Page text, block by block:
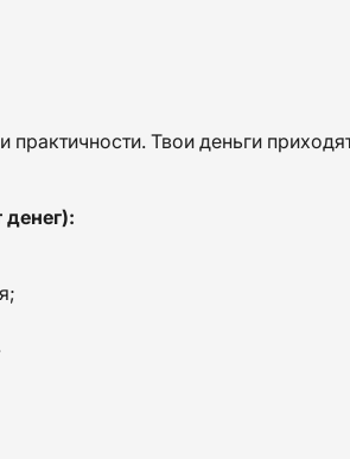
Твои деньги
денег):